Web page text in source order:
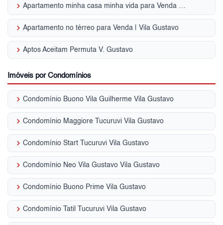
keyboard_arrow_right Apartamento minha casa minha vida para Venda | Vila Gustavo
keyboard_arrow_right Apartamento no térreo para Venda | Vila Gustavo
keyboard_arrow_right Aptos Aceitam Permuta V. Gustavo
Imóveis por Condomínios
keyboard_arrow_right Condomínio Buono Vila Guilherme Vila Gustavo
keyboard_arrow_right Condomínio Maggiore Tucuruvi Vila Gustavo
keyboard_arrow_right Condomínio Start Tucuruvi Vila Gustavo
keyboard_arrow_right Condomínio Neo Vila Gustavo Vila Gustavo
keyboard_arrow_right Condomínio Buono Prime Vila Gustavo
keyboard_arrow_right Condomínio Tatil Tucuruvi Vila Gustavo